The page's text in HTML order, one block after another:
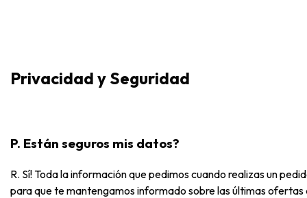
Privacidad y Seguridad
P. Están seguros mis datos?
R. Sí! Toda la información que pedimos cuando realizas un
para que te mantengamos informado sobre las últimas